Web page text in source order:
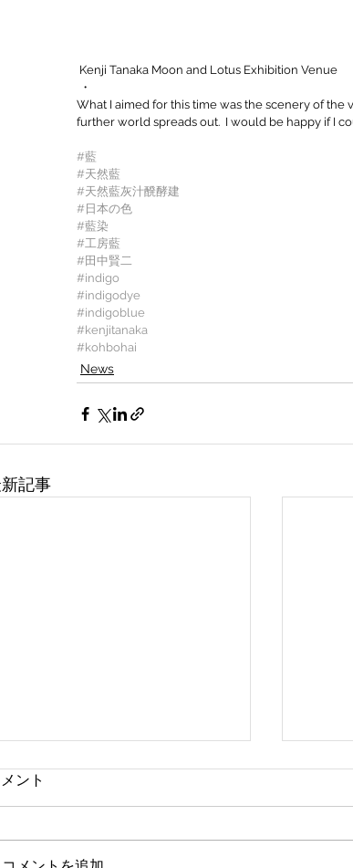
Kenji Tanaka Moon and Lotus Exhibition Venue
・
What I aimed for this time was the scenery of
further world spreads out.  I would be happy if I
#藍
#天然藍
#天然藍灰汁醗酵建
#日本の色
#藍染
#工房藍
#田中賢二
#indigo
#indigodye
#indigoblue
#kenjitanaka
#kohbohai
News
記事
ント